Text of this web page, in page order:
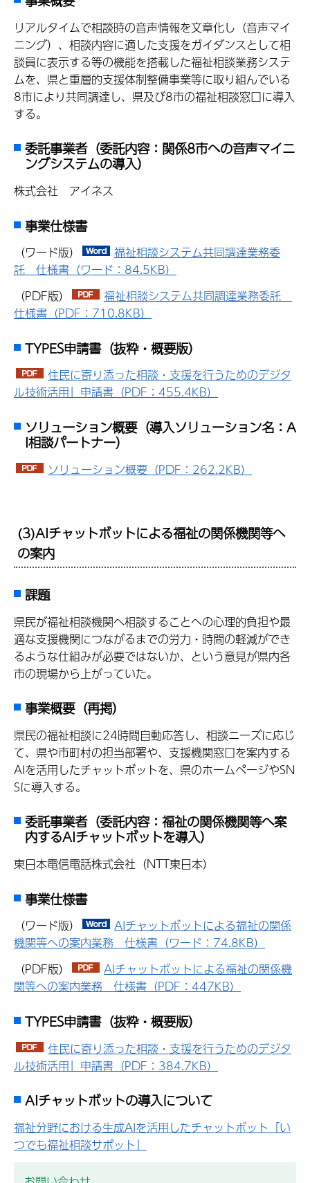
リアルタイムで相談時の音声情報を文章化し（音声マイ
ニング）、相談内容に適した支援をガイダンスとして相
談員に表示する等の機能を搭載した福祉相談業務システ
ムを、県と重層的支援体制整備事業等に取り組んでいる
8市により共同調達し、県及び8市の福祉相談窓口に導入
する。
委託事業者（委託内容：関係8市への音声マイニ
ングシステムの導入）
株式会社 アイネス
事業仕様書
（ワード版）
福祉相談システム共同調達業務委
託 仕様書（ワード：84.5KB）
（PDF版）
福祉相談システム共同調達業務委託
仕様書（PDF：710.8KB）
TYPES申請書（抜粋・概要版）
住民に寄り添った相談・支援を行うためのデジタ
ル技術活用」申請書（PDF：455.4KB）
ソリューション概要（導入ソリューション名：A
I相談パートナー）
ソリューション概要（PDF：262.2KB）
(3)AIチャットボットによる福祉の関係機関等へ
の案内
課題
県民が福祉相談機関へ相談することへの心理的負担や最
適な支援機関につながるまでの労力・時間の軽減ができ
るような仕組みが必要ではないか、という意見が県内各
市の現場から上がっていた。
事業概要（再掲）
県民の福祉相談に24時間自動応答し、相談ニーズに応じ
て、県や市町村の担当部署や、支援機関窓口を案内する
AIを活用したチャットボットを、県のホームページやSN
Sに導入する。
委託事業者（委託内容：福祉の関係機関等へ案
内するAIチャットボットを導入）
東日本電信電話株式会社（NTT東日本）
事業仕様書
（ワード版）
AIチャットボットによる福祉の関係
機関等への案内業務 仕様書（ワード：74.8KB）
（PDF版）
AIチャットボットによる福祉の関係機
関等への案内業務 仕様書（PDF：447KB）
TYPES申請書（抜粋・概要版）
住民に寄り添った相談・支援を行うためのデジタ
ル技術活用」申請書（PDF：384.7KB）
AIチャットボットの導入について
福祉分野における生成AIを活用したチャットボット「い
つでも福祉相談サポット」